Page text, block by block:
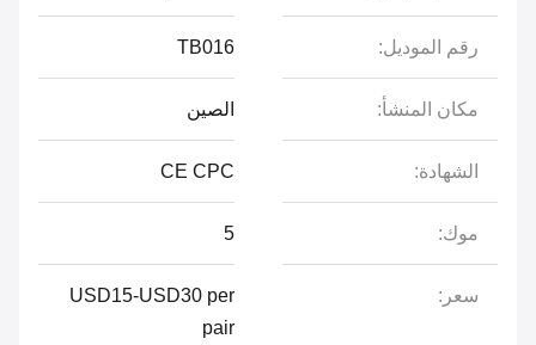
رقم الموديل: TB016
مكان المنشأ: الصين
الشهادة: CE CPC
موك:
سعر:
USD15-USD30 per